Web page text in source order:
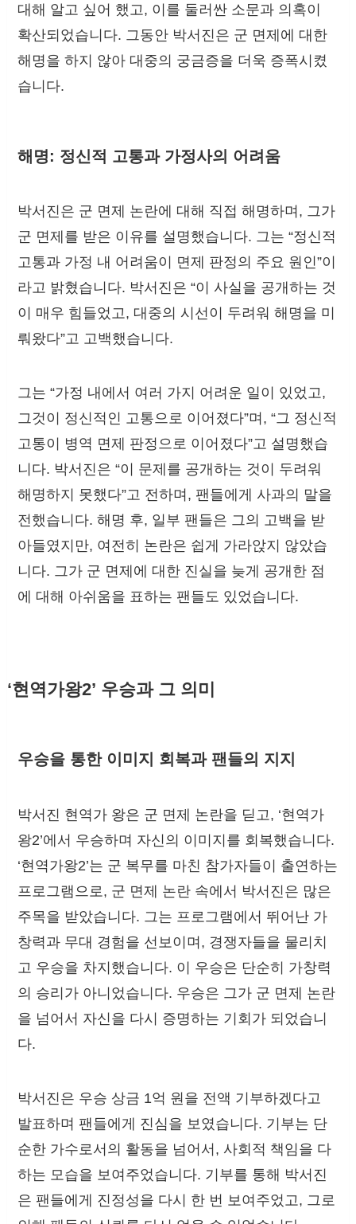
대해 알고 싶어 했고, 이를 둘러싼 소문과 의혹이
확산되었습니다. 그동안 박서진은 군 면제에 대한
해명을 하지 않아 대중의 궁금증을 더욱 증폭시켰
습니다.
해명: 정신적 고통과 가정사의 어려움
박서진은 군 면제 논란에 대해 직접 해명하며, 그가
군 면제를 받은 이유를 설명했습니다. 그는 “정신적
고통과 가정 내 어려움이 면제 판정의 주요 원인”이
라고 밝혔습니다. 박서진은 “이 사실을 공개하는 것
이 매우 힘들었고, 대중의 시선이 두려워 해명을 미
뤄왔다”고 고백했습니다.
그는 “가정 내에서 여러 가지 어려운 일이 있었고,
그것이 정신적인 고통으로 이어졌다”며, “그 정신적
고통이 병역 면제 판정으로 이어졌다”고 설명했습
니다. 박서진은 “이 문제를 공개하는 것이 두려워
해명하지 못했다”고 전하며, 팬들에게 사과의 말을
전했습니다. 해명 후, 일부 팬들은 그의 고백을 받
아들였지만, 여전히 논란은 쉽게 가라앉지 않았습
니다. 그가 군 면제에 대한 진실을 늦게 공개한 점
에 대해 아쉬움을 표하는 팬들도 있었습니다.
‘현역가왕2’ 우승과 그 의미
우승을 통한 이미지 회복과 팬들의 지지
박서진 현역가 왕은 군 면제 논란을 딛고, ‘현역가
왕2’에서 우승하며 자신의 이미지를 회복했습니다.
‘현역가왕2’는 군 복무를 마친 참가자들이 출연하는
프로그램으로, 군 면제 논란 속에서 박서진은 많은
주목을 받았습니다. 그는 프로그램에서 뛰어난 가
창력과 무대 경험을 선보이며, 경쟁자들을 물리치
고 우승을 차지했습니다. 이 우승은 단순히 가창력
의 승리가 아니었습니다. 우승은 그가 군 면제 논란
을 넘어서 자신을 다시 증명하는 기회가 되었습니
다.
박서진은 우승 상금 1억 원을 전액 기부하겠다고
발표하며 팬들에게 진심을 보였습니다. 기부는 단
순한 가수로서의 활동을 넘어서, 사회적 책임을 다
하는 모습을 보여주었습니다. 기부를 통해 박서진
은 팬들에게 진정성을 다시 한 번 보여주었고, 그로